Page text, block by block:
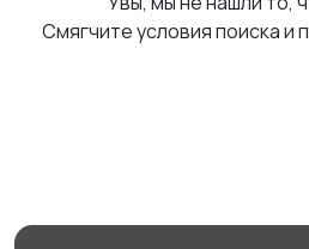
Смягчите условия поиска и